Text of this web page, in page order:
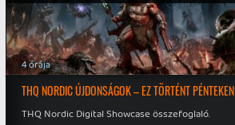
4 órája
THQ NORDIC ÚJDONSÁGOK – EZ TÖRTÉNT PÉNTEKEN
THQ Nordic Digital Showcase összefoglaló.